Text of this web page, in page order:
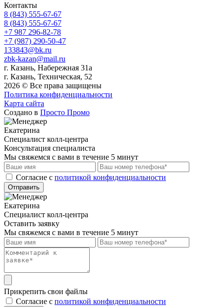
Контакты
8 (843) 555-67-67
8 (843) 555-67-67
+7 987 296-82-78
+7 (987) 290-50-47
133843@bk.ru
zbk-kazan@mail.ru
г. Казань, Набережная 31а
г. Казань, Техническая, 52
2026 © Все права защищены
Политика конфиденциальности
Карта сайта
Создано в Просто Промо
Екатерина
Специалист колл-центра
Консультация специалиста
Мы свяжемся с вами в течение 5 минут
Cогласие с политикой конфиденциальности
Отправить
Екатерина
Специалист колл-центра
Оставить заявку
Мы свяжемся с вами в течение 5 минут
Прикрепить свои файлы
Cогласие с политикой конфиденциальности